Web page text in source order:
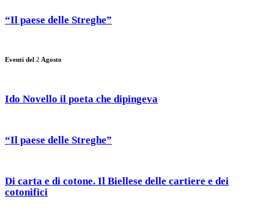
“Il paese delle Streghe”
Eventi del 2 Agosto
Ido Novello il poeta che dipingeva
“Il paese delle Streghe”
Di carta e di cotone. Il Biellese delle cartiere e dei
cotonifici